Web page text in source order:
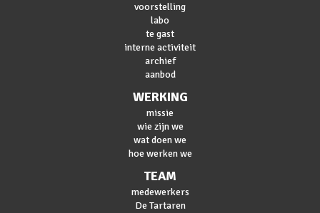
voorstelling
labo
te gast
interne activiteit
archief
aanbod
WERKING
missie
wie zijn we
wat doen we
hoe werken we
TEAM
medewerkers
De Tartaren